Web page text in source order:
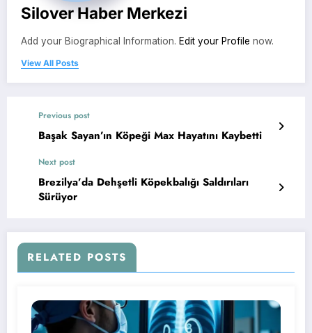
Silover Haber Merkezi
Add your Biographical Information. Edit your Profile now.
View All Posts
Previous post
Başak Sayan’ın Köpeği Max Hayatını Kaybetti
Next post
Brezilya’da Dehşetli Köpekbalığı Saldırıları
Sürüyor
RELATED POSTS